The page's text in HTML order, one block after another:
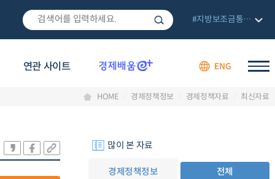
연관 사이트 ENG
#지방보조금통합관리망
HOME 경제정책정보 경제정책자료 최신자료
많이 본 자료
경제정책정보 전체